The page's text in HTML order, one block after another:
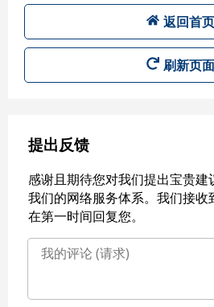
返回首页
刷新页面
提出反馈
感谢且期待您对我们提出宝贵建
我们的网络服务体系。我们接收
在第一时间回复您。